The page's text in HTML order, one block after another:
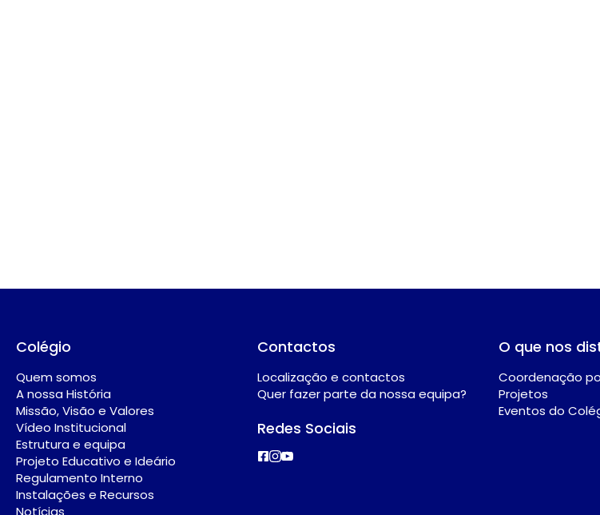
Colégio
Quem somos
A nossa História
Missão, Visão e Valores
Vídeo Institucional
Estrutura e equipa
Projeto Educativo e Ideário
Regulamento Interno
Instalações e Recursos
Notícias
Contactos
Localização e contactos
Quer fazer parte da nossa equipa?
Redes Sociais
O que nos
Coordenação
Projetos
Eventos do